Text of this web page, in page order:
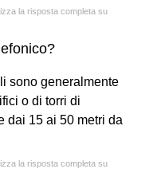
la risposta completa su
sono generalmente
o di torri di
dai 15 ai 50 metri da
la risposta completa su